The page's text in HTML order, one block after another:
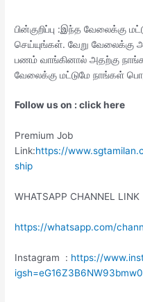
பின்குறிப்பு :இந்த வேலைக்கு
செய்யுங்கள். வேறு வேலைக்கு
பணம் வாங்கினால் அதற்கு
வேலைக்கு மட்டுமே நாங்கள்
Follow us on : click here
Premium Job
Link:https://
ship
WHATSAPP CHANNEL LINK
https://whatsapp.com/
Instagram : https://
igsh=eG16Z3B6NW93bmw0